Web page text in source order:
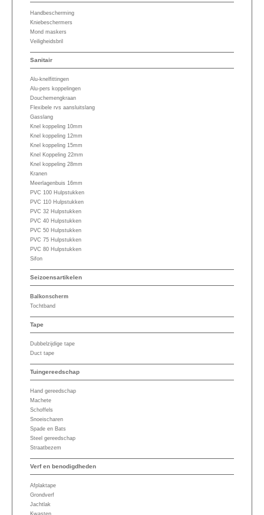
Handbescherming
Kniebeschermers
Mond maskers
Veiligheidsbril
Sanitair
Alu-knelfittingen
Alu-pers koppelingen
Douchemengkraan
Flexibele rvs aansluitslang
Gasslang
Knel koppeling 10mm
Knel koppeling 12mm
Knel koppeling 15mm
Knel Koppeling 22mm
Knel koppeling 28mm
Kranen
Meerlagenbuis 16mm
PVC 100 Hulpstukken
PVC 110 Hulpstukken
PVC 32 Hulpstukken
PVC 40 Hulpstukken
PVC 50 Hulpstukken
PVC 75 Hulpstukken
PVC 80 Hulpstukken
Sifon
Seizoensartikelen
Balkonscherm
Tochtband
Tape
Dubbelzijdige tape
Duct tape
Tuingereedschap
Hand gereedschap
Machete
Schoffels
Snoeischaren
Spade en Bats
Steel gereedschap
Straatbezem
Verf en benodigdheden
Afplaktape
Grondverf
Jachtlak
Kwasten